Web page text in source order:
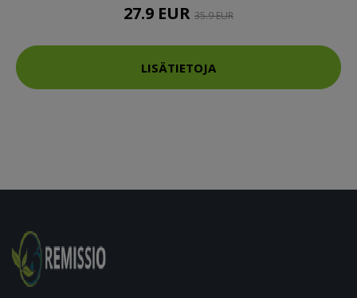
27.9 EUR 35.9 EUR
LISÄTIETOJA